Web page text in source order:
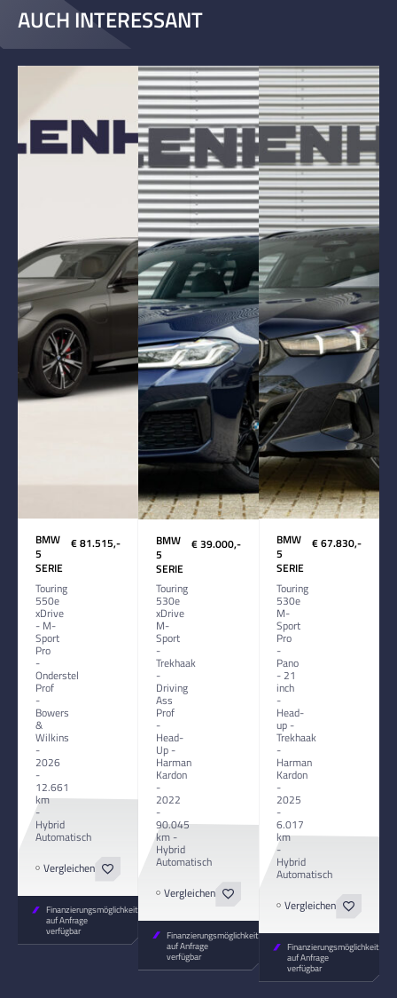
AUCH INTERESSANT
BMW
5
SERIE
Touring
550e
xDrive
- M-
Sport
Pro
-
Onderstel
Prof
-
Bowers
&
Wilkins
-
2026
-
12.661
km
-
Hybrid
Automatisch
€ 81.515,-
Vergleichen
Finanzierungsmöglichkeiten
auf Anfrage
verfügbar
BMW
5
SERIE
Touring
530e
xDrive
M-
Sport
-
Trekhaak
-
Driving
Ass
Prof
-
Head-
Up -
Harman
Kardon
-
2022
-
90.045
km -
Hybrid
Automatisch
€ 39.000,-
Vergleichen
Finanzierungsmöglichkeiten
auf Anfrage
verfügbar
BMW
5
SERIE
Touring
530e
M-
Sport
Pro
-
Pano
- 21
inch
-
Head-
up -
Trekhaak
-
Harman
Kardon
-
2025
-
6.017
km
-
Hybrid
Automatisch
€ 67.830,-
Vergleichen
Finanzierungsmöglichkeiten
auf Anfrage
verfügbar